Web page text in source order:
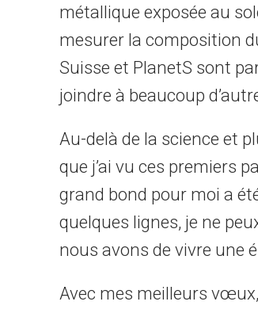
métallique exposée au
mesurer la composition
Suisse et PlanetS sont
joindre à beaucoup
Au-delà de la science et
que j’ai vu ces premiers
grand bond pour moi a
quelques lignes, je ne
nous avons de vivre une
Avec mes meilleurs vœux,